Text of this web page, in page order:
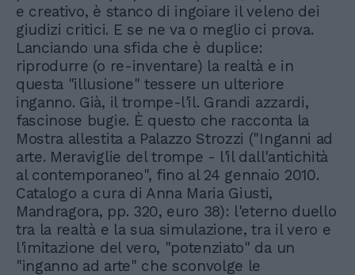
e creativo, è stanco di ingoiare il veleno dei
giudizi critici. E se ne va o meglio ci prova.
Lanciando una sfida che è duplice:
riprodurre (o re-inventare) la realtà e in
questa "illusione" tessere un ulteriore
inganno. Già, il trompe-l'il. Grandi azzardi,
fascinose bugie. È questo che racconta la
Mostra allestita a Palazzo Strozzi ("Inganni ad
arte. Meraviglie del trompe - l'il dall'antichità
al contemporaneo", fino al 24 gennaio 2010.
Catalogo a cura di Anna Maria Giusti,
Mandragora, pp. 320, euro 38): l'eterno duello
tra la realtà e la sua simulazione, tra il vero e
l'imitazione del vero, "potenziato" da un
"inganno ad arte" che sconvolge le